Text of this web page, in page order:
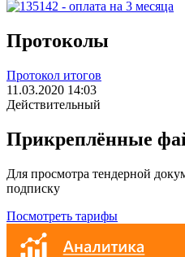
Протоколы
Протокол итогов
11.03.2020 14:03
Действительный
Прикреплённые
Для просмотра тендерной
подписку
Посмотреть тарифы